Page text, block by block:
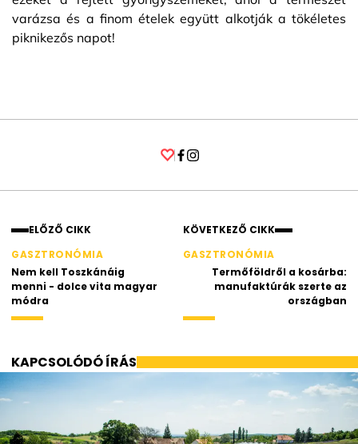
varázsa és a finom ételek együtt alkotják a tökéletes
piknikezős napot!
ELŐZŐ CIKK
GASZTRONÓMIA
Nem kell Toszkánáig
menni - dolce vita magyar
módra
KÖVETKEZŐ CIKK
GASZTRONÓMIA
Termőföldről a kosárba:
manufaktúrák szerte az
országban
KAPCSOLÓDÓ ÍRÁS